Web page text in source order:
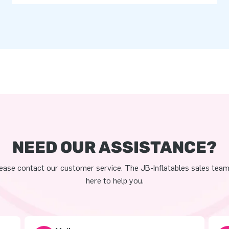
NEED OUR ASSISTANCE?
contact our customer service. The JB-Inflatables sales
here to help you.